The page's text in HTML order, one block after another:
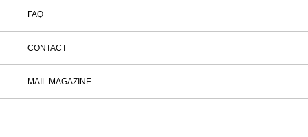
FAQ
CONTACT
MAIL MAGAZINE